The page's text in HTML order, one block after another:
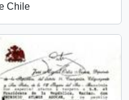
Chile